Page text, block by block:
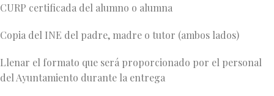
CURP certificada del alumno o alumna
Copia del INE del padre, madre o tutor (ambos lados)
Llenar el formato que será proporcionado por el personal
del Ayuntamiento durante la entrega